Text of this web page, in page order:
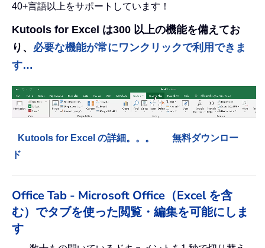
40+言語以上をサポートしています！
Kutools for Excel は300 以上の機能を備えてお
り、 必要な機能が常にワンクリックで利用できま
す…
Kutools for Excel の詳細。。。
無料ダウンロー
ド
Office Tab - Microsoft Office（Excel を含
む）でタブを使った閲覧・編集を可能にしま
す